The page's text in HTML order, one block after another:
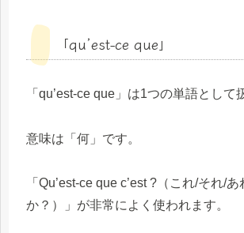
「qu’est-ce que」
「qu’est-ce que」は1つの単語として
意味は「何」です。
「Qu’est-ce que c’est ?（これ/それ/
か？）」が非常によく使われます。